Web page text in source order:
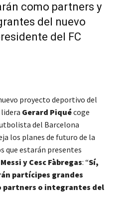
como partners y
del nuevo
del FC
proyecto deportivo del
Gerard Piquécoge
del Barcelona
los planes de futuro de la
que estarán presentes
y Cesc Fàbregas: “Sí,
partícipes grandes
partners o integrantes del